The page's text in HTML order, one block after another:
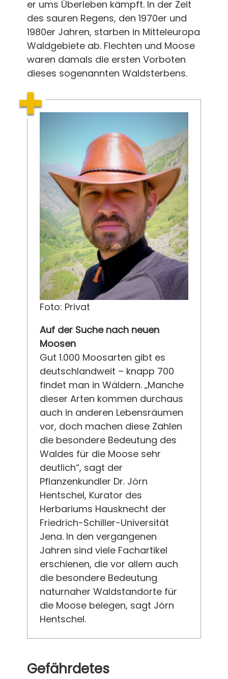
er ums Überleben kämpft. In der Zeit
des sauren Regens, den 1970er und
1980er Jahren, starben in Mitteleuropa
Waldgebiete ab. Flechten und Moose
waren damals die ersten Vorboten
dieses sogenannten Waldsterbens.
Foto: Privat
Auf der Suche nach neuen
Moosen
Gut 1.000 Moosarten gibt es
deutschlandweit – knapp 700
findet man in Wäldern. „Manche
dieser Arten kommen durchaus
auch in anderen Lebensräumen
vor, doch machen diese Zahlen
die besondere Bedeutung des
Waldes für die Moose sehr
deutlich“, sagt der
Pflanzenkundler Dr. Jörn
Hentschel, Kurator des
Herbariums Hausknecht der
Friedrich-Schiller-Universität
Jena. In den vergangenen
Jahren sind viele Fachartikel
erschienen, die vor allem auch
die besondere Bedeutung
naturnaher Waldstandorte für
die Moose belegen, sagt Jörn
Hentschel.
Gefährdetes